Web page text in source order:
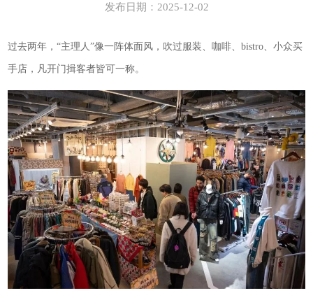
发布日期：2025-12-02
过去两年，“主理人”像一阵体面风，吹过服装、咖啡、bistro、小众买
手店，凡开门揖客者皆可一称。